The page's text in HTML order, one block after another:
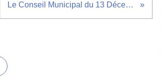
Le Conseil Municipal du 13 Décembre vu par la presse locale